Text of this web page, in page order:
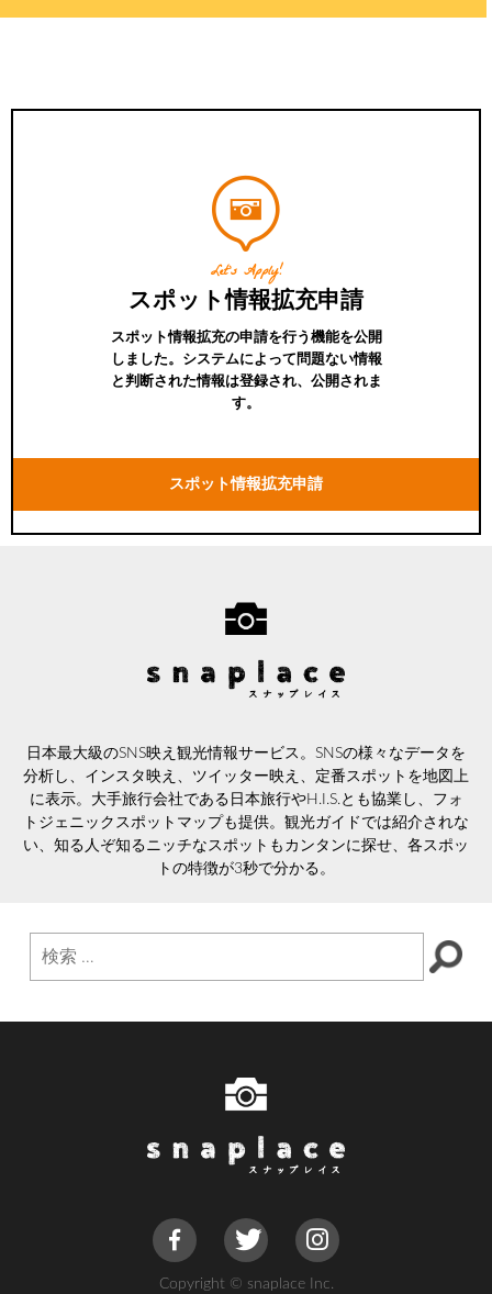
Let's Apply!
スポット情報拡充申請
スポット情報拡充の申請を行う機能を公開
しました。システムによって問題ない情報
と判断された情報は登録され、公開されま
す。
スポット情報拡充申請
日本最大級のSNS映え観光情報サービス。SNSの様々なデータを
分析し、インスタ映え、ツイッター映え、定番スポットを地図上
に表示。大手旅行会社である日本旅行やH.I.S.とも協業し、フォ
トジェニックスポットマップも提供。観光ガイドでは紹介されな
い、知る人ぞ知るニッチなスポットもカンタンに探せ、各スポッ
トの特徴が3秒で分かる。
Copyright © snaplace Inc.